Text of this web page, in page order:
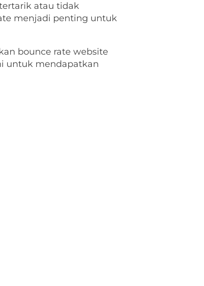
atau tidak
menjadi penting untuk
bounce rate website
untuk mendapatkan